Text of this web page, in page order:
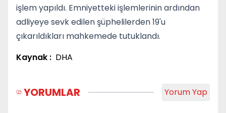
işlem yapıldı. Emniyetteki işlemlerinin ardından
adliyeye sevk edilen şüphelilerden 19'u
çıkarıldıkları mahkemede tutuklandı.
Kaynak : DHA
YORUMLAR Yorum Yap